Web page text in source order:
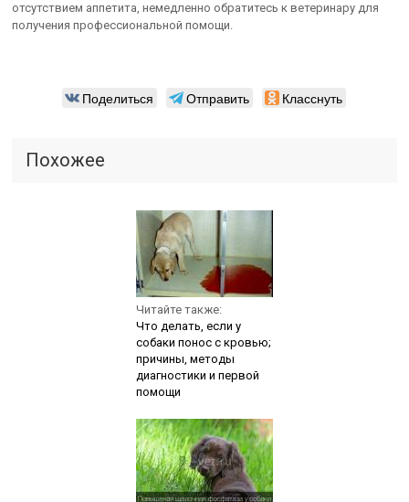
отсутствием аппетита, немедленно обратитесь к ветеринару для
получения профессиональной помощи.
Поделиться Отправить Класснуть
Похожее
Читайте также:
Что делать, если у
собаки понос с кровью;
причины, методы
диагностики и первой
помощи